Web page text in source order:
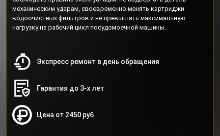
механическим ударам, своевременно менять картриджи
водоочистных фильтров и не превышать максимальную
нагрузку на рабочий цикл посудомоечной машины.
Экспресс ремонт в день обращения
Гарантия до 3-х лет
Цена от 2450 руб